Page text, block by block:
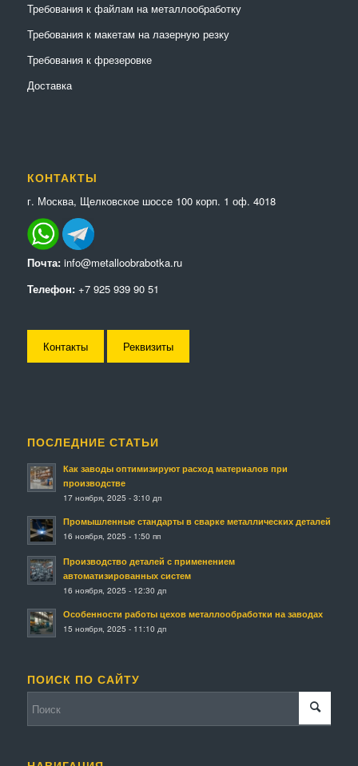
Требования к файлам на металлообработку
Требования к макетам на лазерную резку
Требования к фрезеровке
Доставка
КОНТАКТЫ
г. Москва, Щелковское шоссе 100 корп. 1 оф. 4018
Почта: info@metalloobrabotka.ru
Телефон: +7 925 939 90 51
Контакты Реквизиты
ПОСЛЕДНИЕ СТАТЬИ
Как заводы оптимизируют расход материалов при
производстве
17 ноября, 2025 - 3:10 дп
Промышленные стандарты в сварке металлических деталей
16 ноября, 2025 - 1:50 пп
Производство деталей с применением
автоматизированных систем
16 ноября, 2025 - 12:30 дп
Особенности работы цехов металлообработки на заводах
15 ноября, 2025 - 11:10 дп
ПОИСК ПО САЙТУ